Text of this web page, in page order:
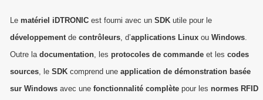
Le matériel iDTRONIC est fourni avec un SDK utile pour le
développementde contrôleurs, d’applications Linux ou Windows.
Outre la documentation, les protocoles de commande et les codes
sources, le SDK comprend une application de démonstration basée
sur Windows avec une fonctionnalité complète pour les normes RFID